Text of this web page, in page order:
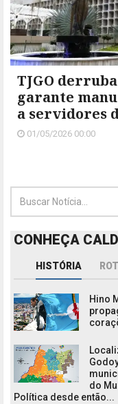
TJGO
garante
a servidores
01/05/2026 00:00
CONHEÇA
HISTÓRIA
Hino
do
Política desde então...